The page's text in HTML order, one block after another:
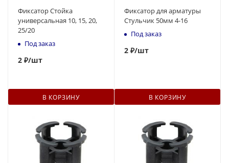
Фиксатор Стойка
универсальная 10, 15, 20,
25/20
Под заказ
2 ₽/шт
В КОРЗИНУ
Фиксатор для арматуры
Стульчик 50мм 4-16
Под заказ
2 ₽/шт
В КОРЗИНУ